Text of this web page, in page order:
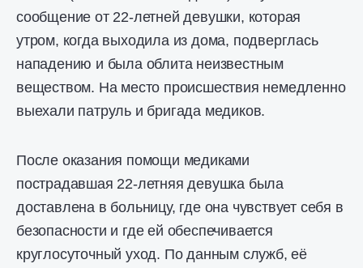
сообщение от 22-летней девушки, которая
утром, когда выходила из дома, подверглась
нападению и была облита неизвестным
веществом. На место происшествия немедленно
выехали патруль и бригада медиков.
После оказания помощи медиками
пострадавшая 22-летняя девушка была
доставлена ​​в больницу, где она чувствует себя в
безопасности и где ей обеспечивается
круглосуточный уход. По данным служб, её